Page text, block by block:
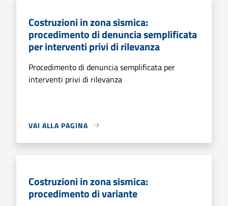
Costruzioni in zona sismica:
procedimento di denuncia semplificata
per interventi privi di rilevanza
Procedimento di denuncia semplificata per
interventi privi di rilevanza
VAI ALLA PAGINA
Costruzioni in zona sismica:
procedimento di variante